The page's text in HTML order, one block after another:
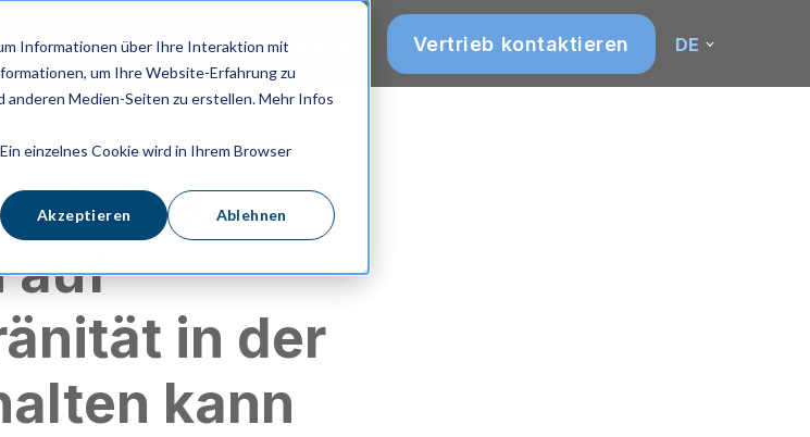
Informationen über Ihre Interaktion mit
um Ihre Website-Erfahrung zu
Medien-Seiten zu erstellen. Mehr Infos
einzelnes Cookie wird in Ihrem Browser
Akzeptieren Ablehnen
Preise Anmelden Vertrieb kontaktieren DE
das
auf
in der
kann